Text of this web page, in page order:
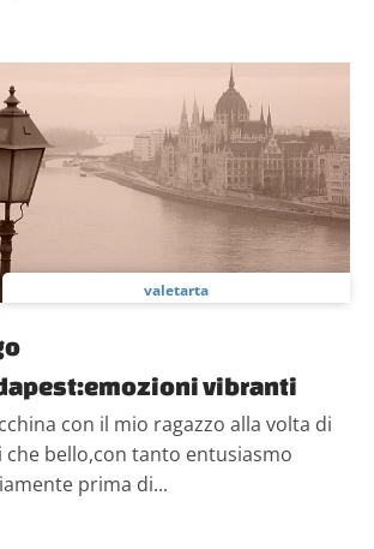
valetarta
vibranti
con il mio ragazzo alla volta di
che bello,con tanto entusiasmo
prima di...